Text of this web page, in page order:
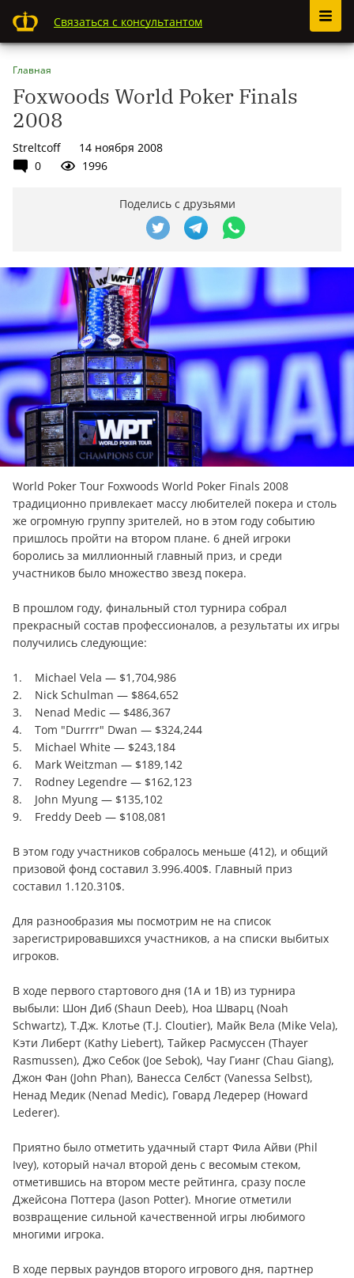
Связаться с консультантом
Главная
Foxwoods World Poker Finals
2008
Streltcoff
14 ноября 2008
0
1996
Поделись с друзьями
World Poker Tour Foxwoods World Poker Finals 2008
традиционно привлекает массу любителей покера и столь
же огромную группу зрителей, но в этом году событию
пришлось пройти на втором плане. 6 дней игроки
боролись за миллионный главный приз, и среди
участников было множество звезд покера.
В прошлом году, финальный стол турнира собрал
прекрасный состав профессионалов, а результаты их игры
получились следующие:
1. Michael Vela — $1,704,986
2. Nick Schulman — $864,652
3. Nenad Medic — $486,367
4. Tom "Durrrr" Dwan — $324,244
5. Michael White — $243,184
6. Mark Weitzman — $189,142
7. Rodney Legendre — $162,123
8. John Myung — $135,102
9. Freddy Deeb — $108,081
В этом году участников собралось меньше (412), и общий
призовой фонд составил 3.996.400$. Главный приз
составил 1.120.310$.
Для разнообразия мы посмотрим не на список
зарегистрировавшихся участников, а на списки выбитых
игроков.
В ходе первого стартового дня (1A и 1B) из турнира
выбыли: Шон Диб (Shaun Deeb), Ноа Шварц (Noah
Schwartz), Т.Дж. Клотье (T.J. Cloutier), Майк Вела (Mike Vela),
Кэти Либерт (Kathy Liebert), Тайкер Расмуссен (Thayer
Rasmussen), Джо Себок (Joe Sebok), Чау Гианг (Chau Giang),
Джон Фан (John Phan), Ванесса Селбст (Vanessa Selbst),
Ненад Медик (Nenad Medic), Говард Ледерер (Howard
Lederer).
Приятно было отметить удачный старт Фила Айви (Phil
Ivey), который начал второй день с весомым стеком,
отметившись на втором месте рейтинга, сразу после
Джейсона Поттера (Jason Potter). Многие отметили
возвращение сильной качественной игры любимого
многими игрока.
В ходе первых раундов второго игрового дня, партнер